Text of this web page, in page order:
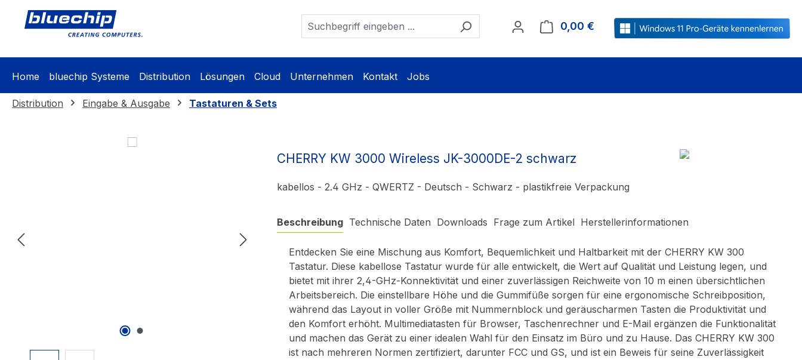
Zur Hauptnavigation springen
0,00 € Warenkorb enthält 0 Positionen. Der
Home bluechip Systeme Distribution Lösungen Cloud Unternehmen Kontakt Jobs
Distribution Eingabe & Ausgabe Tastaturen & Sets
Bildergalerie überspringen
CHERRY KW 3000 Wireless JK-3000DE-2 schwarz
kabellos - 2.4 GHz - QWERTZ - Deutsch - Schwarz - plastikfreie Verpackung
Beschreibung Technische Daten Downloads Frage zum Artikel Herstellerinformationen
Entdecken Sie eine Mischung aus Komfort, Bequemlichkeit und Haltbarkeit mit der CHERRY KW 300
Tastatur. Diese kabellose Tastatur wurde für alle entwickelt, die Wert auf Qualität und Leistung legen, und
bietet mit ihrer 2,4-GHz-Konnektivität und einer zuverlässigen Reichweite von 10 m einen übersichtlichen
Arbeitsbereich. Die einstellbare Höhe und die Gummifüße sorgen für eine ergonomische Schreibposition,
während das Layout in voller Größe mit Nummernblock und geräuscharmen Tasten die Produktivität und
den Komfort erhöht. Multimediatasten für Browser, Taschenrechner und E-Mail ergänzen die Funktionalität
und machen das Gerät zu einer idealen Wahl für den Einsatz im Büro und zu Hause. Das CHERRY KW 300
ist nach mehreren Normen zertifiziert, darunter FCC und GS, und ist ein Beweis für seine Zuverlässigkeit